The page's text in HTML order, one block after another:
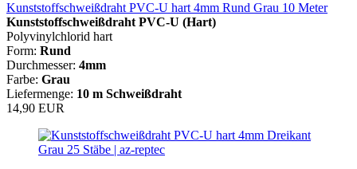
Kunststoffschweißdraht PVC-U hart 4mm Rund Grau 10 Meter
Kunststoffschweißdraht PVC-U (Hart)
Polyvinylchlorid hart
Form: Rund
Durchmesser: 4mm
Farbe: Grau
Liefermenge: 10 m Schweißdraht
14,90 EUR